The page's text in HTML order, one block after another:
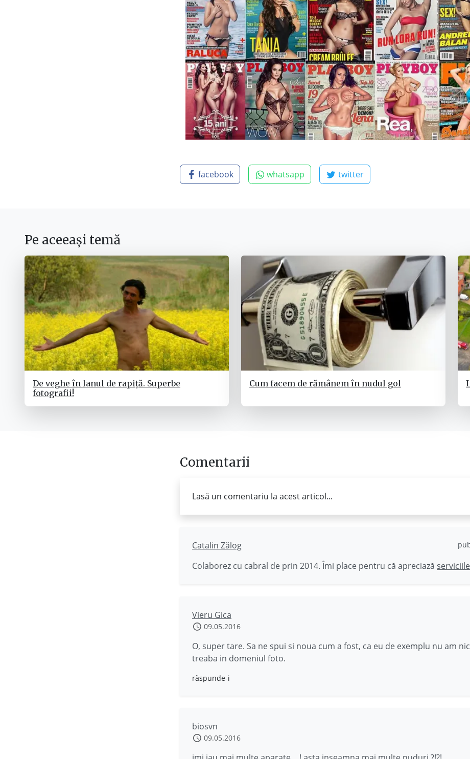
facebook whatsapp twitter
Pe aceeași temă
De veghe în lanul de rapiță. Superbe
fotografii!
Cum facem de rămânem în nudul gol
Comentarii
Lasă un comentariu la acest articol...
Catalin Zălog
Colaborez cu cabral de prin 2014. Îmi place pentru că apreciază
Vieru Gica
09.05.2016
O, super tare. Sa ne spui si noua cum a fost, ca eu de exemplu nu am
treaba in domeniul foto.
răspunde-i
biosvn
09.05.2016